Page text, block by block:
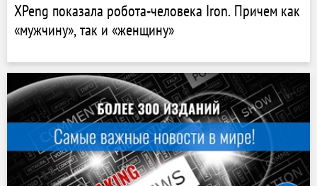
XPeng показала робота-человека Iron. Причем как
«мужчину», так и «женщину»